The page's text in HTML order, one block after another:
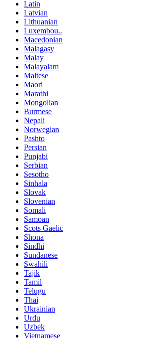
Latin
Latvian
Lithuanian
Luxembou..
Macedonian
Malagasy
Malay
Malayalam
Maltese
Maori
Marathi
Mongolian
Burmese
Nepali
Norwegian
Pashto
Persian
Punjabi
Serbian
Sesotho
Sinhala
Slovak
Slovenian
Somali
Samoan
Scots Gaelic
Shona
Sindhi
Sundanese
Swahili
Tajik
Tamil
Telugu
Thai
Ukrainian
Urdu
Uzbek
Vietnamese